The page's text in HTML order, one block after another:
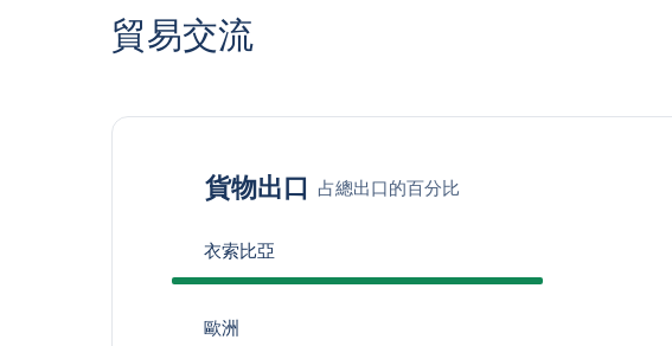
貿易交流
貨物出口 占總出口的百分比
衣索比亞
歐洲